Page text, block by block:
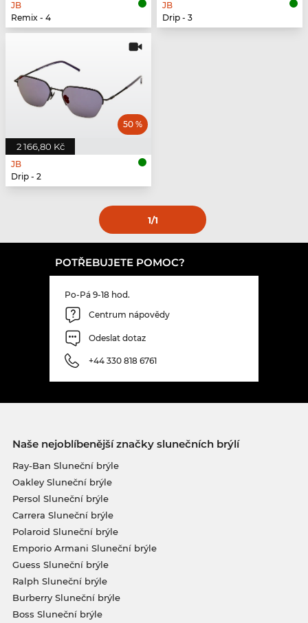
JB
Remix - 4
JB
Drip - 3
2 166,80 Kč
50 %
JB
Drip - 2
1/1
POTŘEBUJETE POMOC?
Po-Pá 9-18 hod.
Centrum nápovědy
Odeslat dotaz
+44 330 818 6761
Naše nejoblíbenější značky slunečních brýlí
Ray-Ban Sluneční brýle
Oakley Sluneční brýle
Persol Sluneční brýle
Carrera Sluneční brýle
Polaroid Sluneční brýle
Emporio Armani Sluneční brýle
Guess Sluneční brýle
Ralph Sluneční brýle
Burberry Sluneční brýle
Boss Sluneční brýle